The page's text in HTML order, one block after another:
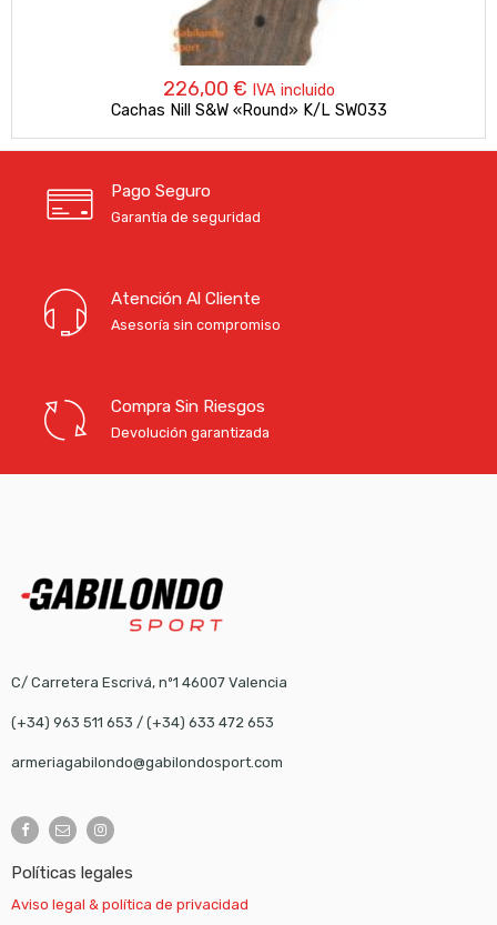
226,00 € IVA incluido
Cachas Nill S&W «Round» K/L SW033
Pago Seguro
Garantía de seguridad
Atención Al Cliente
Asesoría sin compromiso
Compra Sin Riesgos
Devolución garantizada
C/ Carretera Escrivá, nº1 46007 Valencia
(+34) 963 511 653 / (+34) 633 472 653
armeriagabilondo@gabilondosport.com
Políticas legales
Aviso legal & política de privacidad